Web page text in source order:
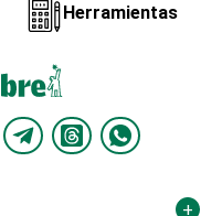
Herramientas